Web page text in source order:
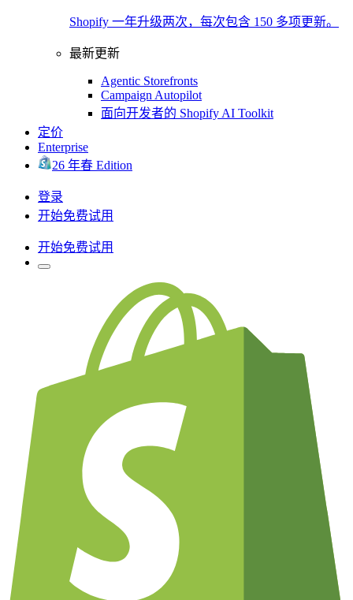
Shopify 一年升级两次，每次包含 150 多项更新。
最新更新
Agentic Storefronts
Campaign Autopilot
面向开发者的 Shopify AI Toolkit
定价
Enterprise
26 年春 Edition
登录
开始免费试用
开始免费试用